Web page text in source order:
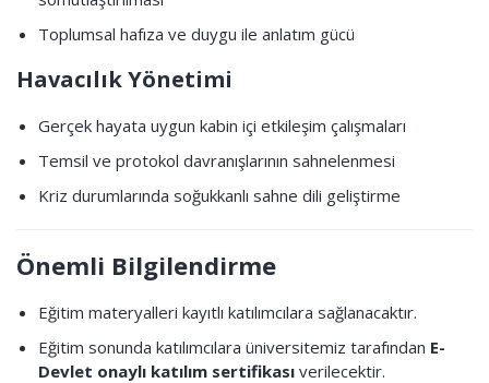
Toplumsal hafıza ve duygu ile anlatım gücü
Havacılık Yönetimi
Gerçek hayata uygun kabin içi etkileşim çalışmaları
Temsil ve protokol davranışlarının sahnelenmesi
Kriz durumlarında soğukkanlı sahne dili geliştirme
Önemli Bilgilendirme
Eğitim materyalleri kayıtlı katılımcılara sağlanacaktır.
Eğitim sonunda katılımcılara üniversitemiz tarafından E-
Devlet onaylı katılım sertifikası verilecektir.